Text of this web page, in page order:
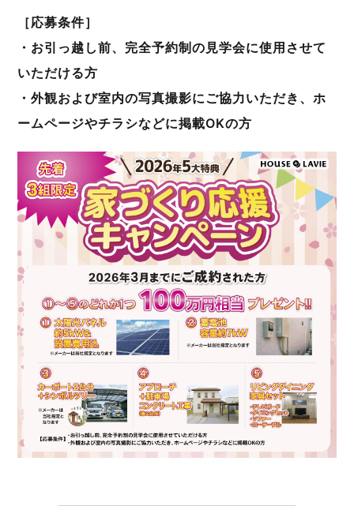
［応募条件］
・お引っ越し前、完全予約制の見学会に使用させて
いただける方
・外観および室内の写真撮影にご協力いただき、ホ
ームページやチラシなどに掲載OKの方